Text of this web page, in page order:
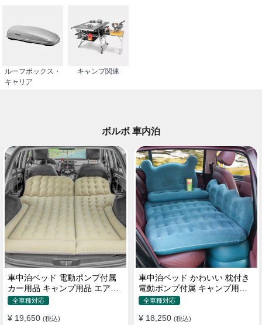
ルーフボックス・
キャリア
キャンプ関連
ボルボ 車内泊
車中泊ベッド 電動ポンプ付属
カー用品 キャンプ用品 エアー
ベッド SUV車 普通車適用
全車種対応
¥ 19,650 (税込)
車中泊ベッド かわいい 枕付き
電動ポンプ付属 キャンプ用品
全車種対応
¥ 18,250 (税込)